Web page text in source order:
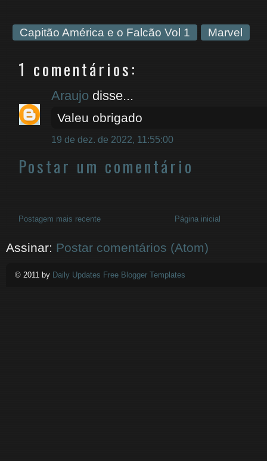
Capitão América e o Falcão Vol 1 Marvel
1 comentários:
Araujo disse...
Valeu obrigado
19 de dez. de 2022, 11:55:00
Postar um comentário
Postagem mais recente Página inicial
Assinar: Postar comentários (Atom)
© 2011 by Daily Updates Free Blogger Templates